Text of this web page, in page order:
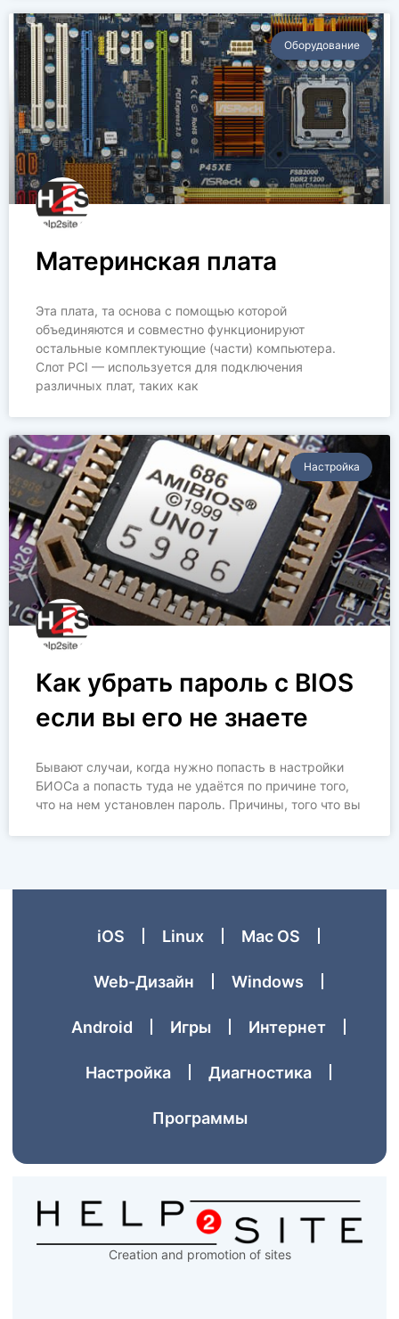
Оборудование
Материнская плата
Эта плата, та основа с помощью которой
объединяются и совместно функционируют
остальные комплектующие (части) компьютера.
Слот PCI — используется для подключения
различных плат, таких как
Настройка
Как убрать пароль с BIOS
если вы его не знаете
Бывают случаи, когда нужно попасть в настройки
БИОСа а попасть туда не удаётся по причине того,
что на нем установлен пароль. Причины, того что вы
iOS Linux Mac OS
Web-Дизайн Windows
Аndroid Игры Интернет
Настройка Диагностика
Программы
Creation and promotion of sites